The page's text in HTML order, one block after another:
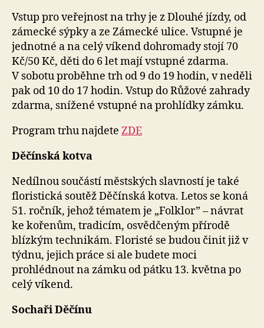
Vstup pro veřejnost na trhy je z Dlouhé jízdy, od
zámecké sýpky a ze Zámecké ulice. Vstupné je
jednotné a na celý víkend dohromady stojí 70
Kč/50 Kč, děti do 6 let mají vstupné zdarma.
V sobotu proběhne trh od 9 do 19 hodin, v neděli
pak od 10 do 17 hodin. Vstup do Růžové zahrady
zdarma, snížené vstupné na prohlídky zámku.
Program trhu najdete ZDE
Děčínská kotva
Nedílnou součástí městských slavností je také
floristická soutěž Děčínská kotva. Letos se koná
51. ročník, jehož tématem je „Folklor” – návrat
ke kořenům, tradicím, osvědčeným přírodě
blízkým technikám. Floristé se budou činit již v
týdnu, jejich práce si ale budete moci
prohlédnout na zámku od pátku 13. května po
celý víkend.
Sochaři Děčínu